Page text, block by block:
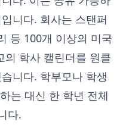
니다. 회사는 스탠퍼
등 100개 이상의 미국
의 학사 캘린더를 원클
니다. 학부모나 학생
는 대신 한 학년 전체
다.